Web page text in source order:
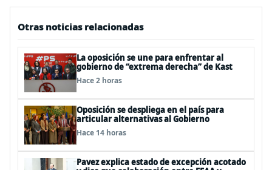
Otras noticias relacionadas
La oposición se une para enfrentar al
gobierno de “extrema derecha” de Kast
Hace 2 horas
Oposición se despliega en el país para
articular alternativas al Gobierno
Hace 14 horas
Pavez explica estado de excepción acotado